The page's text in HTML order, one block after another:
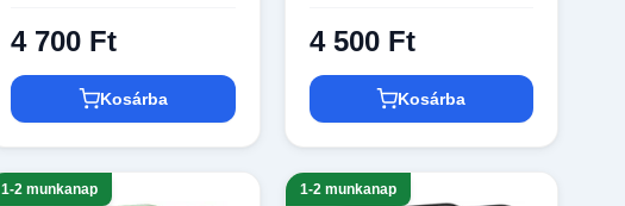
4 700 Ft
Kosárba
4 500 Ft
Kosárba
1-2 munkanap 1-2 munkanap